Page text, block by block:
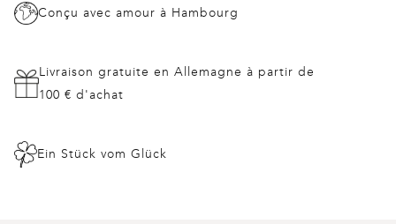
Conçu avec amour à Hambourg
Livraison gratuite en Allemagne à partir de
100 € d'achat
Ein Stück vom Glück